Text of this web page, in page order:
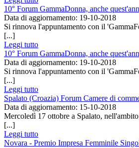
10° Forum GammaDonna, anche
Data di aggiornamento: 19-10-2018
Si rinnova l'appuntamento con il
[...]
Leggi tutto
10° Forum GammaDonna, anche
Data di aggiornamento: 19-10-2018
Si rinnova l'appuntamento con il
[...]
Leggi tutto
Spalato (Croazia) Forum Camere di
Data di aggiornamento: 15-10-2018
Mercoledì 17 ottobre a Spalato,
[...]
Leggi tutto
Novara - Premio Impresa Femminile